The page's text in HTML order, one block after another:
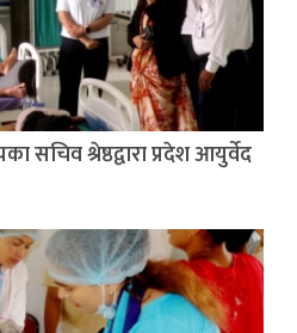
सचिव श्रेष्ठद्वारा प्रदेश आयुर्वेद